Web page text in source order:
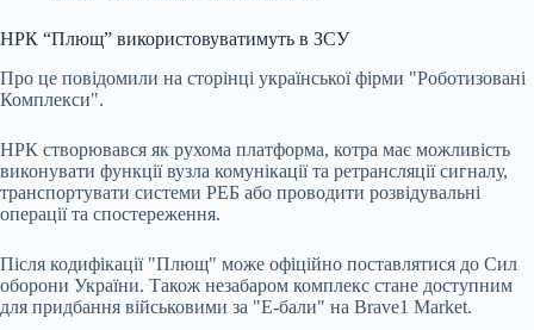
НРК “Плющ” використовуватимуть в ЗСУ
Про це повідомили на сторінці української фірми "Роботизовані
Комплекси".
НРК створювався як рухома платформа, котра має можливість
виконувати функції вузла комунікації та ретрансляції сигналу,
транспортувати системи РЕБ або проводити розвідувальні
операції та спостереження.
Після кодифікації "Плющ" може офіційно поставлятися до Сил
оборони України. Також незабаром комплекс стане доступним
для придбання військовими за "Е-бали" на Brave1 Market.